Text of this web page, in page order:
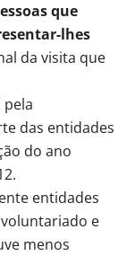
que
lhes
da visita que
pela
das entidades
do ano
entidades
e
menos